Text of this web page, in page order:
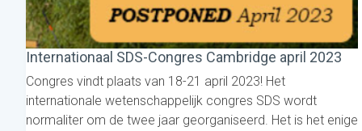
Internationaal SDS-Congres Cambridge april 2023
Congres vindt plaats van 18-21 april 2023! Het
internationale wetenschappelijk congres SDS wordt
normaliter om de twee jaar georganiseerd. Het is het enige